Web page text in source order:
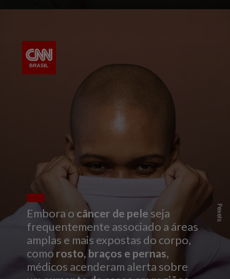
Embora o câncer de pele seja
frequentemente associado a áreas
amplas e mais expostas do corpo,
como rosto, braços e pernas,
médicos acenderam alerta sobre
Pexels